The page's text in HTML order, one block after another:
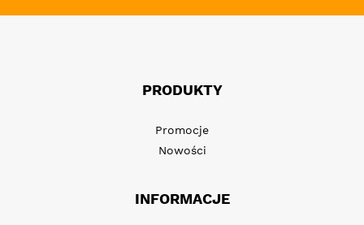
PRODUKTY
Promocje
Nowości
INFORMACJE